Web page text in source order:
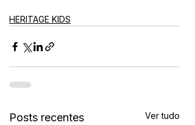
HERITAGE KIDS
Posts recentes Ver tudo